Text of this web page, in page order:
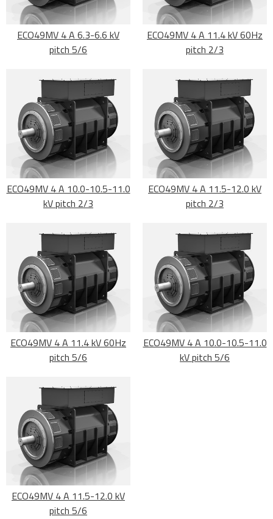
ECO49MV 4 A 6.3-6.6 kV
pitch 5/6
ECO49MV 4 A 11.4 kV 60Hz
pitch 2/3
ECO49MV 4 A 10.0-10.5-11.0
kV pitch 2/3
ECO49MV 4 A 11.5-12.0 kV
pitch 2/3
ECO49MV 4 A 11.4 kV 60Hz
pitch 5/6
ECO49MV 4 A 10.0-10.5-11.0
kV pitch 5/6
ECO49MV 4 A 11.5-12.0 kV
pitch 5/6